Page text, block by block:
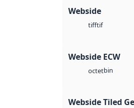
Webside
tifftif
Webside ECW
octetbin
Webside Tiled